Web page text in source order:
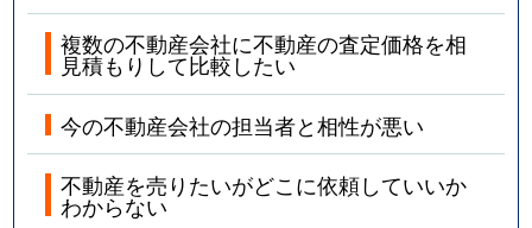
複数の不動産会社に不動産の査定価格を相
見積もりして比較したい
今の不動産会社の担当者と相性が悪い
不動産を売りたいがどこに依頼していいか
わからない